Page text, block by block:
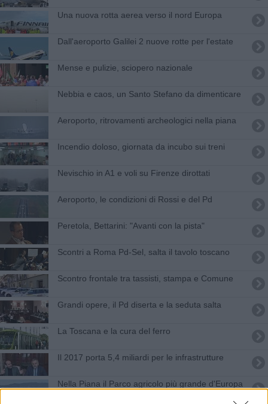
Una nuova rotta aerea verso il nord Europa
Dall'aeroporto Galilei 2 nuove rotte per l'estate
Mense e pulizie, sciopero nazionale
Nebbia e caos, un Santo Stefano da dimenticare
Aeroporto, ritrovamenti archeologici nella piana
Incendio doloso, giornata da incubo sui treni
Nevischio in A1 e voli su Firenze dirottati
Aeroporto, le condizioni di Rossi e del Pd
Peretola, Bettarini: "Avanti con la pista"
Scontri a Roma Pd-Sel, salta il tavolo toscano
Scontro frontale tra tassisti, stampa e Comune
​Grandi opere, il Pd diserta e la seduta salta
La Toscana e la cura del ferro
Il 2017 porta 5,4 miliardi per le infrastrutture
Nella Piana il Parco agricolo più grande d'Europa